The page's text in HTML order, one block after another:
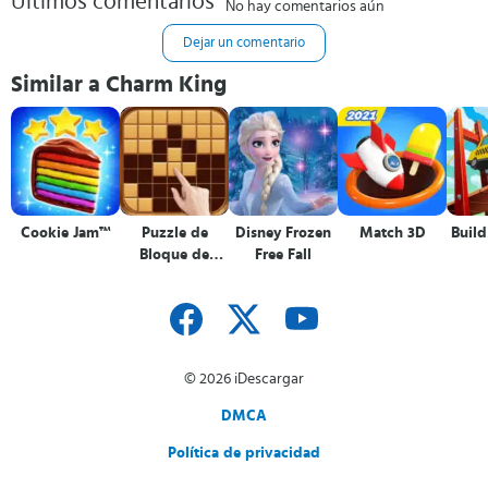
No hay comentarios aún
Dejar un comentario
Similar a Charm King
Cookie Jam™
Puzzle de
Bloque de
Disney Frozen
Free Fall
Match 3D
© 2026 iDescargar
DMCA
Política de privacidad